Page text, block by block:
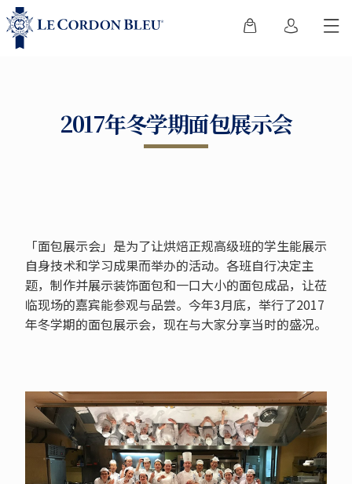
2017年冬学期面包展示会
「面包展示会」是为了让烘焙正规高级班的学生能展示
自身技术和学习成果而举办的活动。各班自行决定主
题，制作并展示装饰面包和一口大小的面包成品，让莅
临现场的嘉宾能参观与品尝。今年3月底，举行了2017
年冬学期的面包展示会，现在与大家分享当时的盛况。